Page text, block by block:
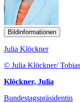
Bildinformationen
Julia Klöckner
© Julia Klöckner/
Klöckner, Julia
Bundestagspräsidentin